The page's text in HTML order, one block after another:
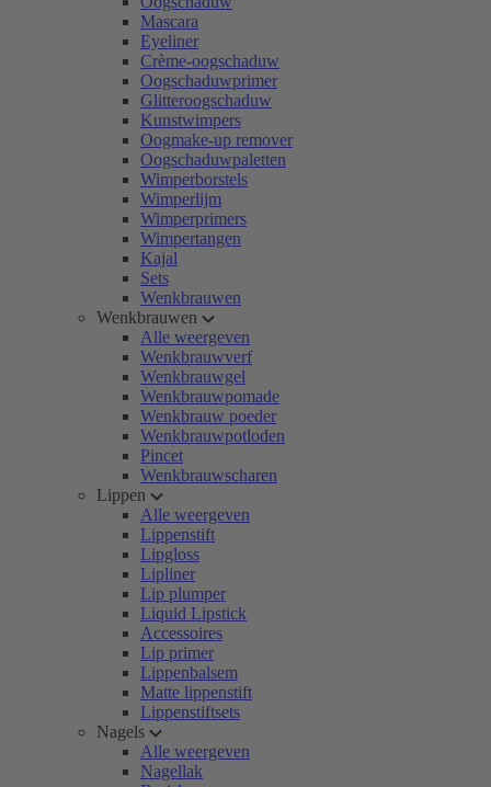
Mascara
Eyeliner
Crème-oogschaduw
Oogschaduwprimer
Glitteroogschaduw
Kunstwimpers
Oogmake-up remover
Oogschaduwpaletten
Wimperborstels
Wimperlijm
Wimperprimers
Wimpertangen
Kajal
Sets
Wenkbrauwen
Wenkbrauwen
Alle weergeven
Wenkbrauwverf
Wenkbrauwgel
Wenkbrauwpomade
Wenkbrauw poeder
Wenkbrauwpotloden
Pincet
Wenkbrauwscharen
Lippen
Alle weergeven
Lippenstift
Lipgloss
Lipliner
Lip plumper
Liquid Lipstick
Accessoires
Lip primer
Lippenbalsem
Matte lippenstift
Lippenstiftsets
Nagels
Alle weergeven
Nagellak